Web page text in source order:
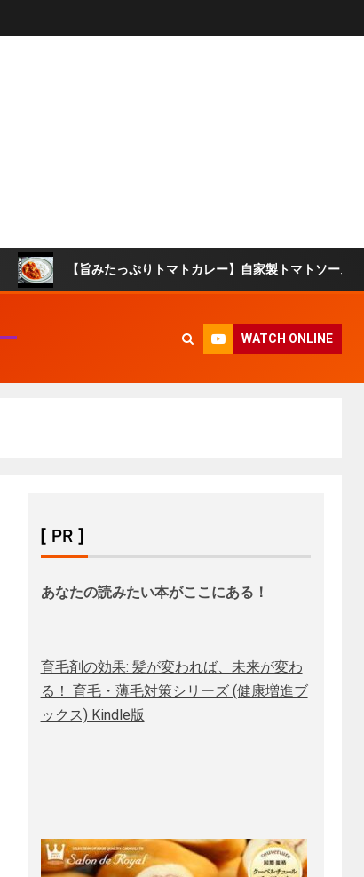
【旨みたっぷりトマトカレー】自家製トマトソースを活用！
WATCH ONLINE
[ PR ]
あなたの読みたい本がここにある！
育毛剤の効果: 髪が変われば、未来が変わ
る！ 育毛・薄毛対策シリーズ (健康増進ブ
ックス) Kindle版